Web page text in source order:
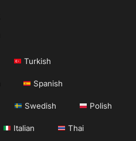
Turkish
Spanish
Swedish Polish
Italian Thai